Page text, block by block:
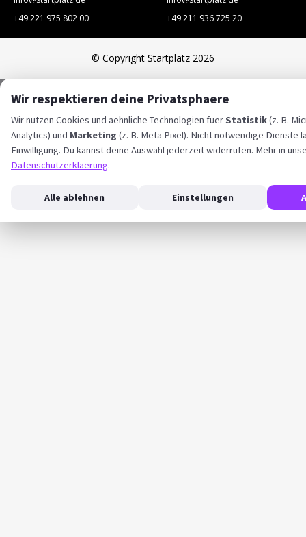
+49 221 975 802 00
+49 211 936 725 20
© Copyright Startplatz 2026
Wir respektieren deine Privatsphaere
Wir nutzen Cookies und aehnliche Technologien fuerStatistik(z. B.
Analytics) und Marketing (z. B. Meta Pixel). Nicht notwendige Dienste
Einwilligung. Du kannst deine Auswahl jederzeit widerrufen. Mehr in
Datenschutzerklaerung.
Alle ablehnen Einstellungen